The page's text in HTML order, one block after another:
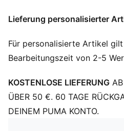
Lieferung personalisierter
Für personalisierte Artikel
Bearbeitungszeit von 2-5
KOSTENLOSE LIEFERUNG
ÜBER 50 €. 60 TAGE
DEINEM PUMA KONTO.